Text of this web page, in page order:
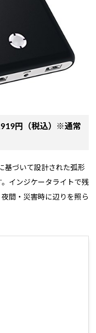
円（税込）※通常
基づいて設計された弧形
インジケータライトで残
間・災害時に辺りを照ら